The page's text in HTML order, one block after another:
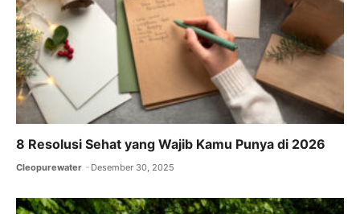
8 Resolusi Sehat yang Wajib Kamu Punya di 2026
Cleopurewater Desember 30, 2025